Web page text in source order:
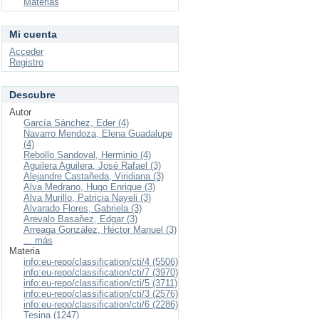
Mi cuenta
Acceder
Registro
Descubre
Autor
García Sánchez, Eder (4)
Navarro Mendoza, Elena Guadalupe
(4)
Rebollo Sandoval, Herminio (4)
Aguilera Aguilera, José Rafael (3)
Alejandre Castañeda, Viridiana (3)
Alva Medrano, Hugo Enrique (3)
Alva Murillo, Patricia Nayeli (3)
Alvarado Flores, Gabriela (3)
Arevalo Basañez, Edgar (3)
Arreaga González, Héctor Manuel (3)
... más
Materia
info:eu-repo/classification/cti/4 (5506)
info:eu-repo/classification/cti/7 (3970)
info:eu-repo/classification/cti/5 (3711)
info:eu-repo/classification/cti/3 (2576)
info:eu-repo/classification/cti/6 (2286)
Tesina (1247)